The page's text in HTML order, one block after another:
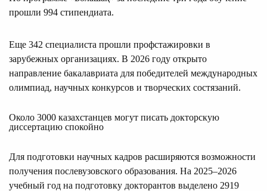
прошли 994 стипендиата.
Еще 342 специалиста прошли профстажировки в
зарубежных организациях. В 2026 году открыто
направление бакалавриата для победителей международных
олимпиад, научных конкурсов и творческих состязаний.
Около 3000 казахстанцев могут писать докторскую
диссертацию спокойно
Для подготовки научных кадров расширяются возможности
получения послевузовского образования. На 2025–2026
учебный год на подготовку докторантов выделено 2919